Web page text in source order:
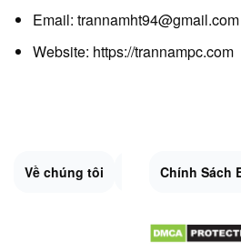
Email: trannamht94@gmail.com
Website: https://trannampc.com
Về chúng tôi Liên Hệ Quy
Chính Sách